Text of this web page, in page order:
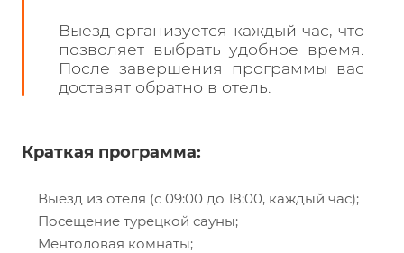
Выезд организуется каждый час, что
позволяет выбрать удобное время.
После завершения программы вас
доставят обратно в отель.
Краткая программа:
Выезд из отеля (с 09:00 до 18:00, каждый час);
Посещение турецкой сауны;
Ментоловая комнаты;